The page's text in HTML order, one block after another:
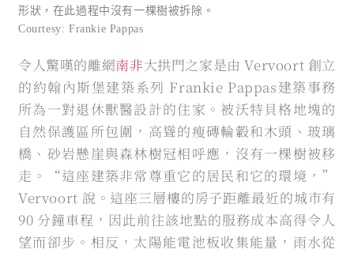
形狀，在此過程中沒有一棵樹被拆除。
Courtesy: Frankie Pappas
令人驚嘆的離網南非大拱門之家是由 Vervoort 創立
的約翰內斯堡建築系列 Frankie Pappas建築事務
所為一對退休獸醫設計的住家。被沃特貝格地塊的
自然保護區所包圍，高聳的瘦磚輪轂和木頭、玻璃
橋、砂岩懸崖與森林樹冠相呼應，沒有一棵樹被移
走。“這座建築非常尊重它的居民和它的環境，”
Vervoort 說。這座三層樓的房子距離最近的城市有
90 分鐘車程，因此前往該地點的服務成本高得令人
望而卻步。相反，太陽能電池板收集能量，雨水從